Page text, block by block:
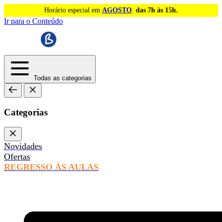
Horário especial em AGOSTO: das 7h às 15h.
Ir para o Conteúdo
Todas as categorias
Categorias
Novidades
Ofertas
REGRESSO ÀS AULAS